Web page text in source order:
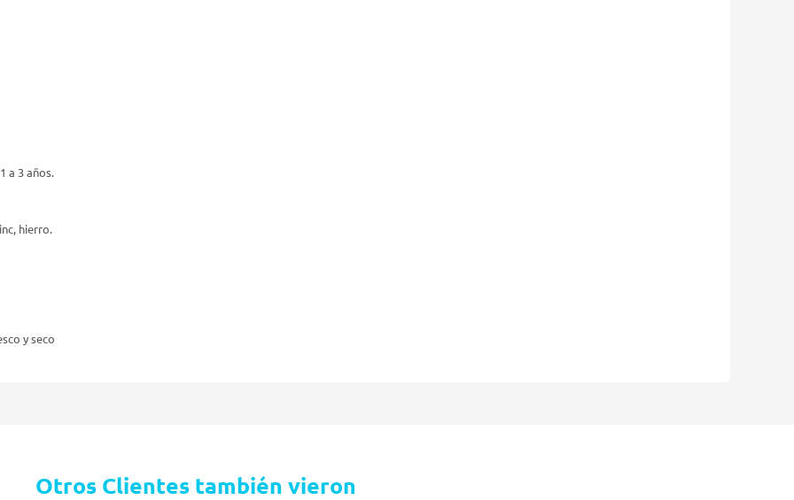
a 3 años.
hierro.
y seco
Otros Clientes también vieron